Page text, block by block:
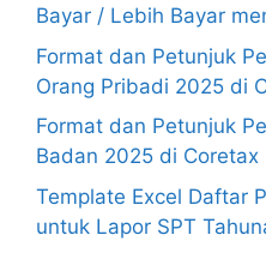
Bayar / Lebih Bayar
Format dan Petunjuk
Orang Pribadi 2025 di
Format dan Petunjuk
Badan 2025 di Coretax
Template Excel Daftar
untuk Lapor SPT